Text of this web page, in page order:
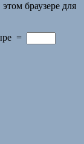
браузере для
=